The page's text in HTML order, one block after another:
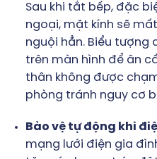
Sau khi tắt bếp, đặc
ngoại, mặt kính sẽ
nguội hẳn. Biểu tượng
trên màn hình để ân
thân không được
phòng tránh nguy cơ
Bảo vệ tự động khi
mạng lưới điện gia